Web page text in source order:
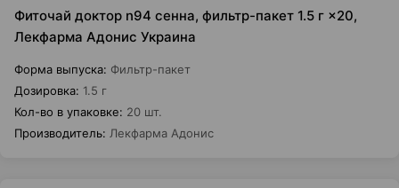
Фиточай доктор n94 сенна, фильтр-пакет 1.5 г ×20,
Лекфарма Адонис Украина
Форма выпуска: Фильтр-пакет
Дозировка: 1.5 г
Кол-во в упаковке: 20 шт.
Производитель: Лекфарма Адонис